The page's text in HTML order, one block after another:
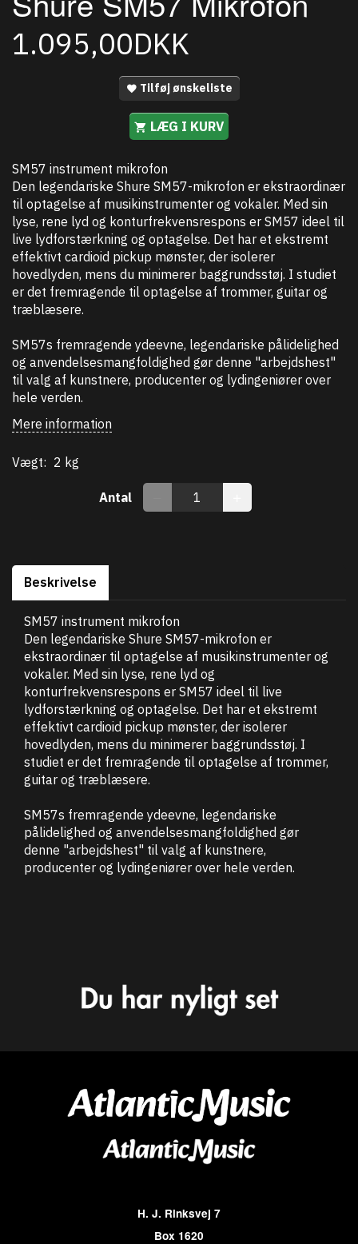
1.095,00DKK
Tilføj ønskeliste
LÆG I KURV
SM57 instrument mikrofon
Den legendariske Shure SM57-mikrofon er ekstraordinær
til optagelse af musikinstrumenter og vokaler. Med sin
lyse, rene lyd og konturfrekvensrespons er SM57 ideel til
live lydforstærkning og optagelse. Det har et ekstremt
effektivt cardioid pickup mønster, der isolerer
hovedlyden, mens du minimerer baggrundsstøj. I studiet
er det fremragende til optagelse af trommer, guitar og
træblæsere.
SM57s fremragende ydeevne, legendariske pålidelighed
og anvendelsesmangfoldighed gør denne "arbejdshest"
til valg af kunstnere, producenter og lydingeniører over
hele verden.
Mere information
Vægt: 2 kg
Antal
Beskrivelse
SM57 instrument mikrofon
Den legendariske Shure SM57-mikrofon er
ekstraordinær til optagelse af musikinstrumenter og
vokaler. Med sin lyse, rene lyd og
konturfrekvensrespons er SM57 ideel til live
lydforstærkning og optagelse. Det har et ekstremt
effektivt cardioid pickup mønster, der isolerer
hovedlyden, mens du minimerer baggrundsstøj. I
studiet er det fremragende til optagelse af trommer,
guitar og træblæsere.
SM57s fremragende ydeevne, legendariske
pålidelighed og anvendelsesmangfoldighed gør
denne "arbejdshest" til valg af kunstnere,
producenter og lydingeniører over hele verden.
H. J. Rinksvej 7
Box 1620